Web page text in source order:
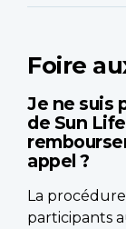
Foire
Je ne suis
de Sun
appel ?
La
participants